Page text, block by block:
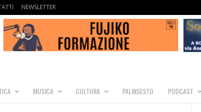
NEWSLETTER
MUSICA CULTURA PALINSESTO PODCAST